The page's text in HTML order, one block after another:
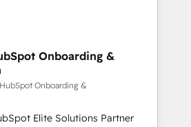
in both English & French.
CRMs, turning fragmented
revenue operations and
- Pre-built and custom
full tech stack. - Custom
and full-funnel automation.
Onboarding &
Onboarding &
Elite Solutions Partner